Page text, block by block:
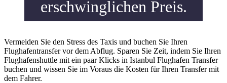
erschwinglichen Preis.
Vermeiden Sie den Stress des Taxis und buchen Sie Ihren
Flughafentransfer vor dem Abflug. Sparen Sie Zeit, indem Sie Ihren
Flughafenshuttle mit ein paar Klicks in Istanbul Flughafen Transfer
buchen und wissen Sie im Voraus die Kosten für Ihren Transfer mit
dem Fahrer.